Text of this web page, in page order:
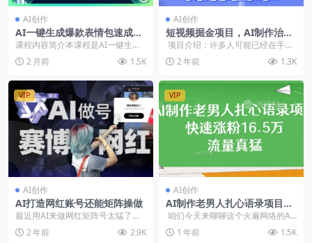
AI创作
AI一键生成爆款表情包速成
课，反推提示词确定画风角色
设定动态制作
课程内容简介本课程是AI一键生成
爆款表情包速成课，教你快速产出
适配社交平台、自带...
2 月前 1.5K
AI创作
短视频掘金项目，AI制作治愈
系风景，奇幻天空特效，操作
简单，
项目介绍：许多人可能已经在手机
上欣赏过那些由AI创造的虚拟场
景：小狗...
2 年前 1.3K
VIP
AI创作
AI打造网红账号还能矩阵操做
最近用AI来做网红矩阵号太猛了，
一周就搞了五位数。比如截图的这
种，如果不说，可能...
2 年前 2.9K
VIP
AI创作
AI制作老男人扎心语录项目，
快速涨粉16.5万，流量真猛
咱们今天来聊聊这个火遍网络的AI
制作老男人扎心语录项目。你可能
一听这...
1 年前 1.5K